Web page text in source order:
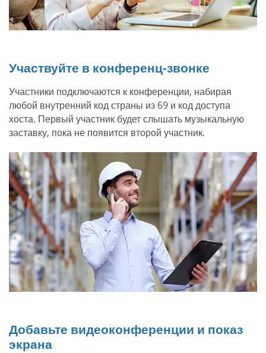
Участвуйте в конференц-звонке
Участники подключаются к конференции, набирая
любой внутренний код страны из 69 и код доступа
хоста. Первый участник будет слышать музыкальную
заставку, пока не появится второй участник.
Добавьте видеоконференции и показ
экрана